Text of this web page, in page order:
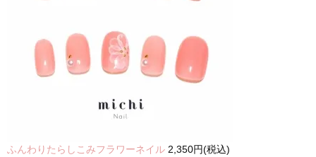
ふんわりたらしこみフラワーネイル 2,350円(税込)